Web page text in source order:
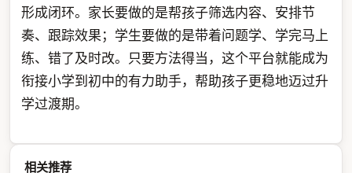
形成闭环。家长要做的是帮孩子筛选内容、安排节
奏、跟踪效果；学生要做的是带着问题学、学完马上
练、错了及时改。只要方法得当，这个平台就能成为
衔接小学到初中的有力助手，帮助孩子更稳地迈过升
学过渡期。
相关推荐